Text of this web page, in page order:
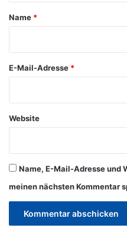
a
Name *
E-Mail-Adresse *
Website
Name, E-Mail-Adresse und
meinen nächsten Kommentar